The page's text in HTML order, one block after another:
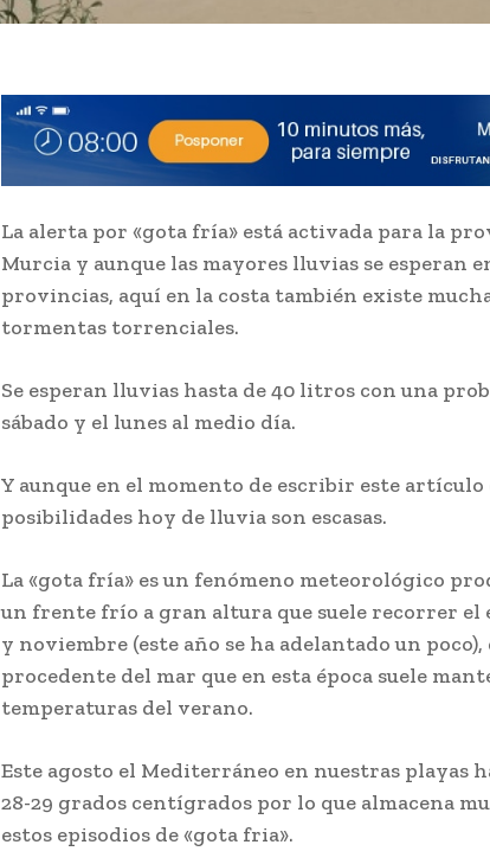
La alerta por «gota fría» está activada para la
Murcia y aunque las mayores lluvias se esperan
provincias, aquí en la costa también existe
tormentas torrenciales.
Se esperan lluvias hasta de 40 litros con una
sábado y el lunes al medio día.
Y aunque en el momento de escribir este artículo
posibilidades hoy de lluvia son escasas.
La «gota fría» es un fenómeno meteorológico
un frente frío a gran altura que suele recorrer el
y noviembre (este año se ha adelantado un
procedente del mar que en esta época suele
temperaturas del verano.
Este agosto el Mediterráneo en nuestras playas
28-29 grados centígrados por lo que almacena
estos episodios de «gota fria».